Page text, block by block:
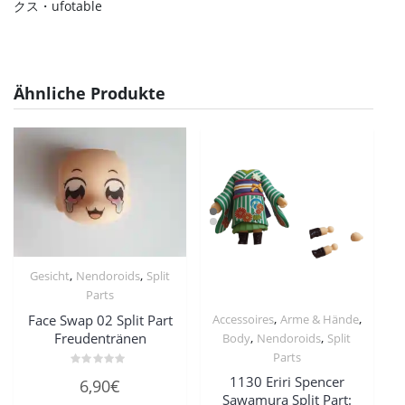
クス・ufotable
Ähnliche Produkte
Gesicht, Nendoroids, Split
Parts
Face Swap 02 Split Part
Freudentränen
mit6,90€
Accessoires, Arme & Hände,
Body, Nendoroids, Split
Parts
1130 Eriri Spencer
Sawamura Split Part: